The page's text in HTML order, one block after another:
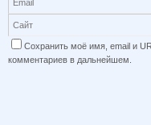
Сохранить моё имя, email и
комментариев в дальнейшем.